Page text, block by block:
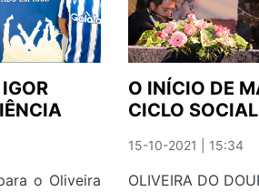
NA
RUA
DA
DE
OLIVEIRA
DO
o Oliveira
O INÍCIO DE
CICLO
15-10-2021 | 15:34
OLIVEIRA DO